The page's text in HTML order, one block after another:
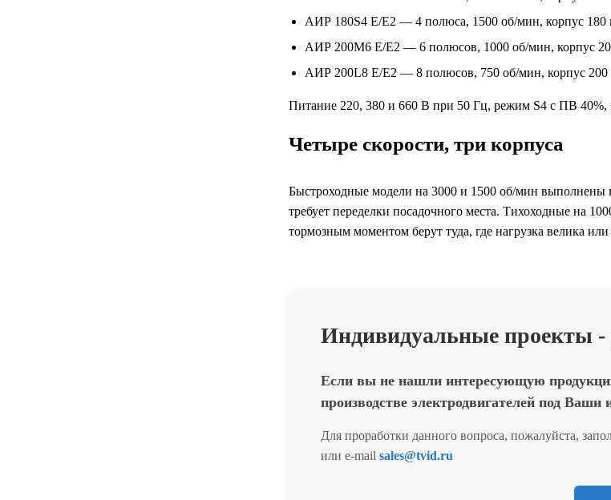
АИР 180S4 Е/Е2 — 4 полюса, 1500 об/мин, корпус 180
АИР 200М6 Е/Е2 — 6 полюсов, 1000 об/мин, корпус
АИР 200L8 Е/Е2 — 8 полюсов, 750 об/мин, корпус 200
Питание 220, 380 и 660 В при 50 Гц, режим S4 с ПВ 40%,
Четыре скорости, три корпуса
Быстроходные модели на 3000 и 1500 об/мин
требует переделки посадочного места. Тихоходные на
тормозным моментом берут туда, где нагрузка велика
Индивидуальные проекты -
Если вы не нашли интересующую
производстве электродвигателей под
Для проработки данного вопроса, пожалуйста,
или e-mail sales@tvid.ru